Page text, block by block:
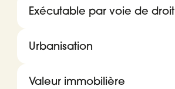
Exécutable par voie de droit
Urbanisation
Valeur immobilière